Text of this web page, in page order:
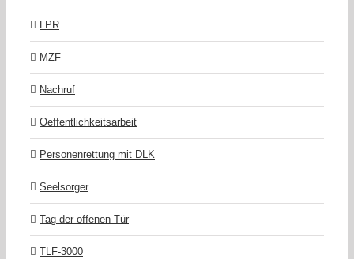
LPR
MZF
Nachruf
Oeffentlichkeitsarbeit
Personenrettung mit DLK
Seelsorger
Tag der offenen Tür
TLF-3000